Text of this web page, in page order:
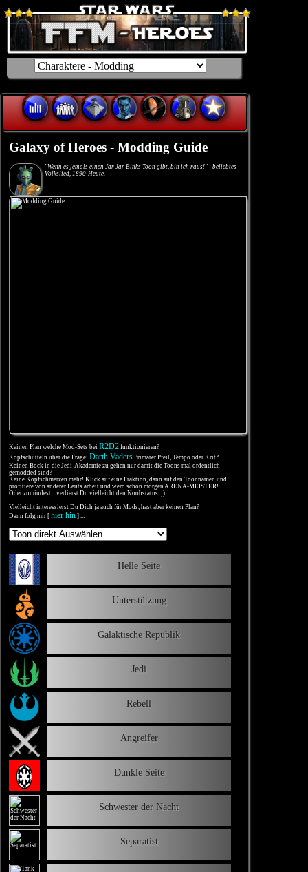
Galaxy of Heroes - Modding Guide
"Wenn es jemals einen Jar Jar Binks Toon gibt, bin ich raus!" - beliebtes
Volkslied, 1890-Heute.
Keinen Plan welche Mod-Sets bei R2D2 funktionieren?
Kopfschütteln über die Frage: Darth Vaders Primärer Pfeil, Tempo oder Krit?
Keinen Bock in die Jedi-Akademie zu gehen nur damit die Toons mal ordentlich
gemodded sind?
Keine Kopfschmerzen mehr! Klick auf eine Fraktion, dann auf den Toonnamen und
profitiere von anderer Leuts arbeit und werd schon morgen ARENA-MEISTER!
Oder zumindest... verlierst Du vielleicht den Noobstatus. ;)
Vielleicht interessierst Du Dich ja auch für Mods, hast aber keinen Plan?
Dann folg mir [ hier hin ] ...
Helle Seite
Unterstützung
Galaktische Republik
Jedi
Rebell
Angreifer
Dunkle Seite
Schwester der Nacht
Separatist